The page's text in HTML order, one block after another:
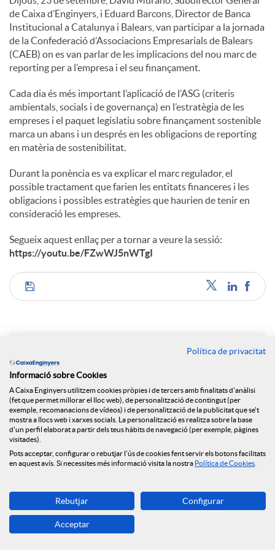
de Caixa d’Enginyers, i Eduard Barcons, Director de Banca
Institucional a Catalunya i Balears, van participar a la jornada
de la Confederació d’Associacions Empresarials de Balears
(CAEB) on es van parlar de les implicacions del nou marc de
reporting per a l’empresa i el seu finançament.
Cada dia és més important l’aplicació de l’ASG (criteris
ambientals, socials i de governança) en l’estratègia de les
empreses i el paquet legislatiu sobre finançament sostenible
marca un abans i un després en les obligacions de reporting
en matèria de sostenibilitat.
Durant la ponència es va explicar el marc regulador, el
possible tractament que farien les entitats financeres i les
obligacions i possibles estratègies que haurien de tenir en
consideració les empreses.
Segueix aquest enllaç per a tornar a veure la sessió:
https://youtu.be/FZwWJ5nWTgI
C
m
p
a
r
t
Notícies relacionades
El Grup Caixa Enginyers consolida el seu model
cooperatiu, sent la primera entitat en qualitat de
servei a Espanya i amb resultats històrics per
tercer any consecutiu
NEWS & YOU num.6
l'economia social amb la seva incorporació al Grup
Clade
NEWS & YOU num.5
Política de privacitat
Informació sobre Cookies
A Caixa Enginyers utilitzem cookies pròpies i de tercers amb finalitats d'anàlisi
(fet que permet millorar el lloc web), de personalització de contingut (per
exemple, recomanacions de vídeos) i de personalització de la publicitat que se't
mostra a llocs web i xarxes socials. La personalització es realitza sobre la base
d'un perfil elaborat a partir dels teus hàbits de navegació (per exemple, pàgines
visitades).
Pots acceptar, configurar o rebutjar l'ús de cookies fent servir els botons facilitats
en aquest avís. Si necessites més informació visita la nostra Política de Cookies
Rebutjar Configurar
Acceptar